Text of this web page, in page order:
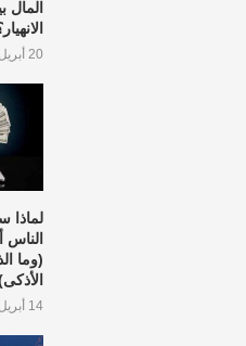
المال
20 أبريل، 2026
14 أبريل، 2026